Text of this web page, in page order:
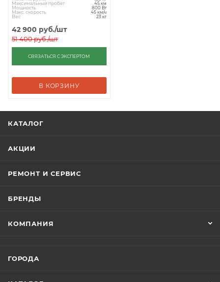
Максимальный пробег 45 км
Мощность 800 Вт
Макс. скорость 45 км/ч
Вес 23 кг
42 900 руб./шт
51 400руб./шт
СВЯЗАТЬСЯ С ЭКСПЕРТОМ
В КОРЗИНУ
КАТАЛОГ
АКЦИИ
РЕМОНТ И СЕРВИС
БРЕНДЫ
КОМПАНИЯ
ГОРОДА